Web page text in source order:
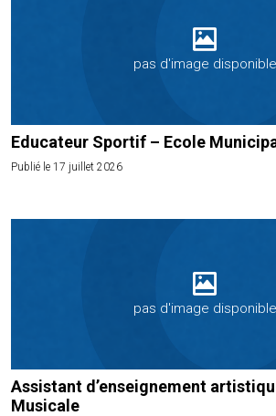
pas d'image disponible
Educateur Sportif – Ecole
Publié le 17 juillet 2026
pas d'image disponible
Assistant d’enseignement
Musicale